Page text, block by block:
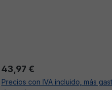
Precio normal:
43,97 €
Precios con IVA incluido, más